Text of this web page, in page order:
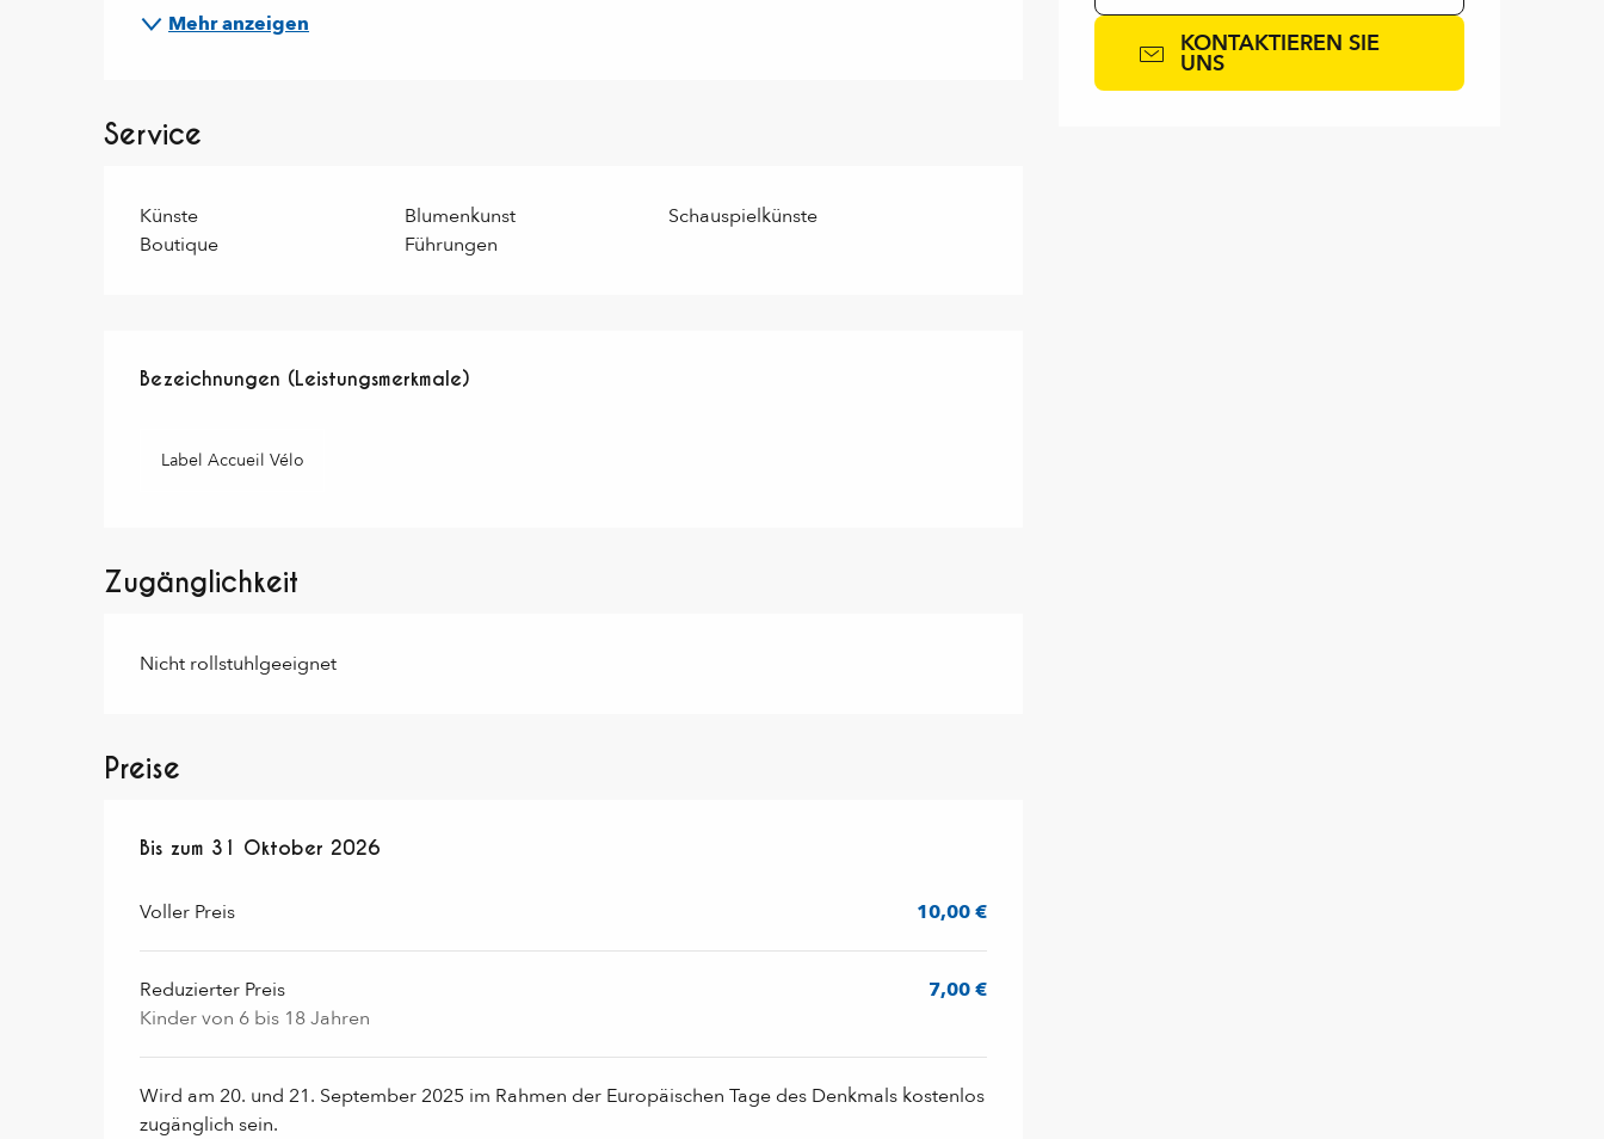
KONTAKTIEREN SIE
UNS
Mehr anzeigen
Service
Künste Blumenkunst
Schauspielkünste
Boutique
Führungen
Leistungensmöglichkeiten
Bezeichnungen (Leistungsmerkmale)
Bezeichnungen (Leistungsmerkmale)
Label Accueil Vélo
Zugänglichkeit
Nicht rollstuhlgeeignet
Preise
ab 1 November 2024bis zum
Bis zum 31 Oktober 2026
Voller Preis 10,00 €
Reduzierter Preis
Kinder von 6 bis 18 Jahren
7,00 €
Wird am 20. und 21. September 2025 im Rahmen der Europäischen Tage des Denkmals kostenlos
zugänglich sein.